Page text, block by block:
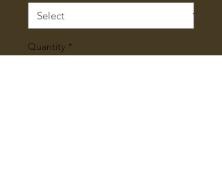
Quantity *